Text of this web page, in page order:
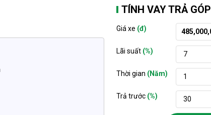
TÍNH VAY TRẢ GÓP
Giá xe (đ)
Lãi suất (%)
Thời gian (Năm)
Trả trước (%)